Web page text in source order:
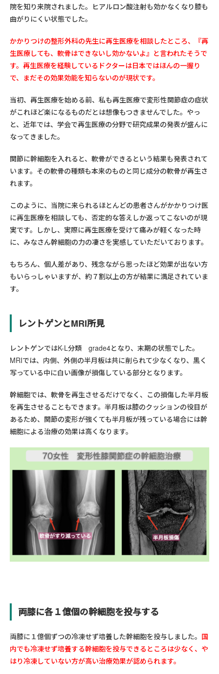
院を知り来院されました。ヒアルロン酸注射も効かなくなり膝も
曲がりにくい状態でした。
かかりつけの整形外科の先生に再生医療を相談したところ、『再
生医療しても、軟骨はできないし効かないよ』と言われたそうで
す。再生医療を経験しているドクターは日本ではほんの一握り
で、まだその効果効能を知らないのが現状です。
当初、再生医療を始める前、私も再生医療で変形性関節症の症状
がこれほど楽になるものだとは想像もつきませんでした。やっ
と、近年では、学会で再生医療の分野で研究成果の発表が盛んに
なってきました。
関節に幹細胞を入れると、軟骨ができるという結果も発表されて
います。その軟骨の種類も本来のものと同じ成分の軟骨が再生さ
れます。
このように、当院に来られるほとんどの患者さんがかかりつけ医
に再生医療を相談しても、否定的な答えしか返ってこないのが現
実です。しかし、実際に再生医療を受けて痛みが軽くなった時
に、みなさん幹細胞の力の凄さを実感していただいております。
もちろん、個人差があり、残念ながら思ったほど効果が出ない方
もいらっしゃいますが、約７割以上の方が結果に満足されていま
す。
レントゲンとMRI所見
レントゲンではK-L分類 grade4となり、末期の状態でした。
MRIでは、内側、外側の半月板は共に削られて少なくなり、黒く
写っている中に白い画像が損傷している部分となります。
幹細胞では、軟骨を再生させるだけでなく、この損傷した半月板
を再生させることもできます。半月板は膝のクッションの役目が
あるため、関節の変形が強くても半月板が残っている場合には幹
細胞による治療の効果は高くなります。
両膝に各１億個の幹細胞を投与する
両膝に１億個ずつの冷凍せず培養した幹細胞を投与しました。 国
内でも冷凍せず培養する幹細胞を投与できるところは少なく、や
はり冷凍していない方が高い治療効果が認められます。